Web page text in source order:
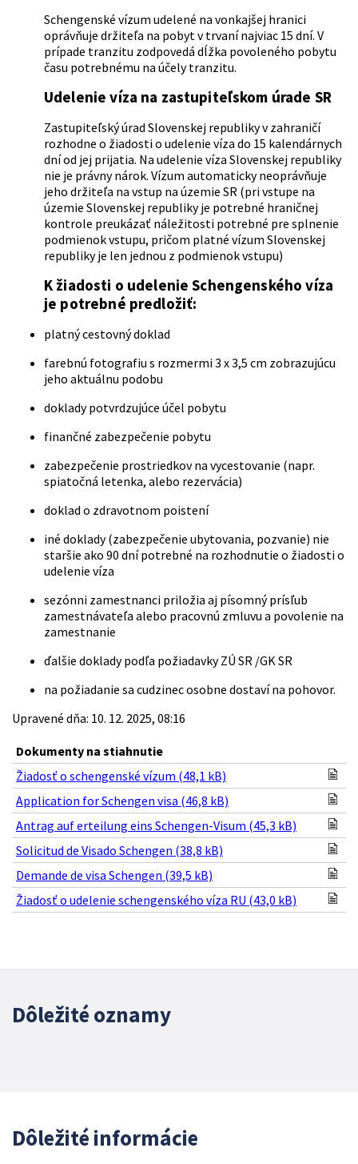
Schengenské vízum udelené na vonkajšej hranici
oprávňuje držiteľa na pobyt v trvaní najviac 15 dní. V
prípade tranzitu zodpovedá dĺžka povoleného pobytu
času potrebnému na účely tranzitu.
Udelenie víza na zastupiteľskom úrade SR
Zastupiteľský úrad Slovenskej republiky v zahraničí
rozhodne o žiadosti o udelenie víza do 15 kalendárnych
dní od jej prijatia. Na udelenie víza Slovenskej republiky
nie je právny nárok. Vízum automaticky neoprávňuje
jeho držiteľa na vstup na územie SR (pri vstupe na
územie Slovenskej republiky je potrebné hraničnej
kontrole preukázať náležitosti potrebné pre splnenie
podmienok vstupu, pričom platné vízum Slovenskej
republiky je len jednou z podmienok vstupu)
K žiadosti o udelenie Schengenského víza
je potrebné predložiť:
platný cestovný doklad
farebnú fotografiu s rozmermi 3 x 3,5 cm zobrazujúcu
jeho aktuálnu podobu
doklady potvrdzujúce účel pobytu
finančné zabezpečenie pobytu
zabezpečenie prostriedkov na vycestovanie (napr.
spiatočná letenka, alebo rezervácia)
doklad o zdravotnom poistení
iné doklady (zabezpečenie ubytovania, pozvanie) nie
staršie ako 90 dní potrebné na rozhodnutie o žiadosti o
udelenie víza
sezónni zamestnanci priložia aj písomný prísľub
zamestnávateľa alebo pracovnú zmluvu a povolenie na
zamestnanie
ďalšie doklady podľa požiadavky ZÚ SR /GK SR
na požiadanie sa cudzinec osobne dostaví na pohovor.
Upravené dňa: 10. 12. 2025, 08:16
Dokumenty na stiahnutie
Žiadosť o schengenské vízum (48,1 kB)
Application for Schengen visa (46,8 kB)
Antrag auf erteilung eins Schengen-Visum (45,3 kB)
Solicitud de Visado Schengen (38,8 kB)
Demande de visa Schengen (39,5 kB)
Žiadosť o udelenie schengenského víza RU (43,0 kB)
Dôležité oznamy
Dôležité informácie